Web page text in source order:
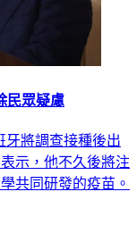
民眾疑慮
牙將調查接種後出
示，他不久後將注
共同研發的疫苗。